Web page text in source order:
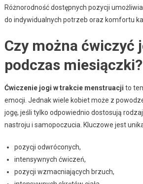
Różnorodność dostępnych pozycji
do indywidualnych potrzeb oraz komfortu
Czy można ćwiczyć
podczas miesiączki?
Ćwiczenie jogi w trakcie menstruacji to
emocji. Jednak wiele kobiet może z
jogę, jeśli tylko odpowiednio dostosują
nastroju i samopoczucia. Kluczowe jest
pozycji odwróconych,
intensywnych ćwiczeń,
pozycji wzmacniających brzuch,